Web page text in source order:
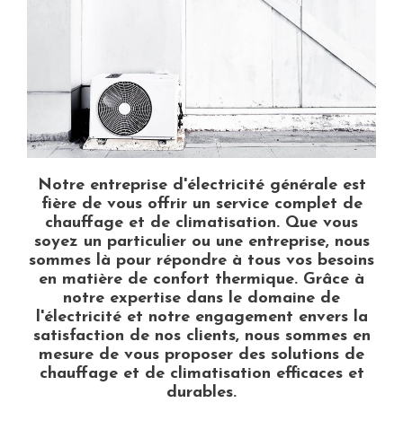
Notre entreprise d'électricité générale est
fière de vous offrir un service complet de
chauffage et de climatisation. Que vous
soyez un particulier ou une entreprise, nous
sommes là pour répondre à tous vos besoins
en matière de confort thermique. Grâce à
notre expertise dans le domaine de
l'électricité et notre engagement envers la
satisfaction de nos clients, nous sommes en
mesure de vous proposer des solutions de
chauffage et de climatisation efficaces et
durables.